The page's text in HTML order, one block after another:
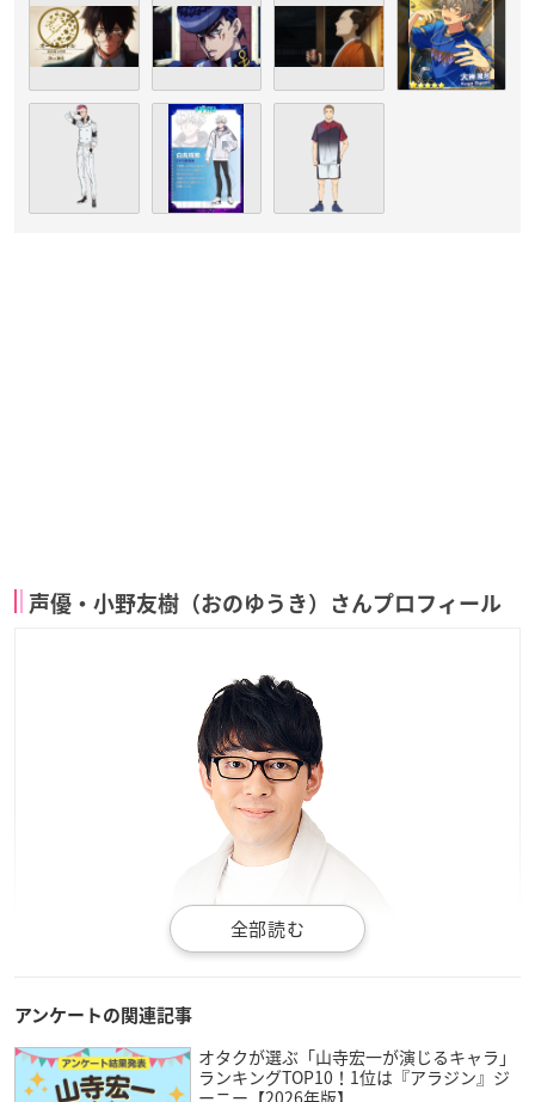
声優・小野友樹（おのゆうき）さんプロフィール
引用：小野友樹さん公式サイト
アンケートの関連記事
オタクが選ぶ「山寺宏一が演じるキャラ」
ランキングTOP10！1位は『アラジン』ジ
ーニー【2026年版】